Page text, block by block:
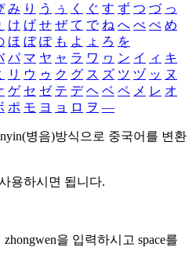
み り う ぅ く ぐ す ず つ づ っ
け げ せ ぜ て で ね へ べ ぺ め
ほ ぼ ぽ も よ ょ ろ を
パ マ ヤ ャ ラ ワ ヮ ン イ ィ キ
リ ウ ゥ ク グ ス ズ ツ ヅ ッ ヌ
ゲ セ ゼ テ デ ヘ ベ ペ メ レ オ
ポ モ ヨ ョ ロ ヲ ―
병음)방식으로 중국어를 변환
용하시면 됩니다.
zhongwen을 입력하시고 space를